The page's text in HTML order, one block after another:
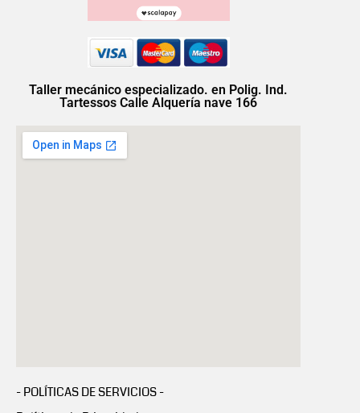
Taller mecánico especializado. en Polig. Ind.
Tartessos Calle Alquería nave 166
- POLÍTICAS DE SERVICIOS -